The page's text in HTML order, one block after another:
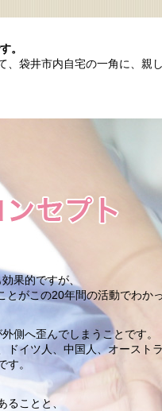
。
、袋井市内自宅の一角に、親
果的ですが、
とがこの20年間の活動でわか
側へ歪んでしまうことです。
イツ人、中国人、オースト
。
ことと、